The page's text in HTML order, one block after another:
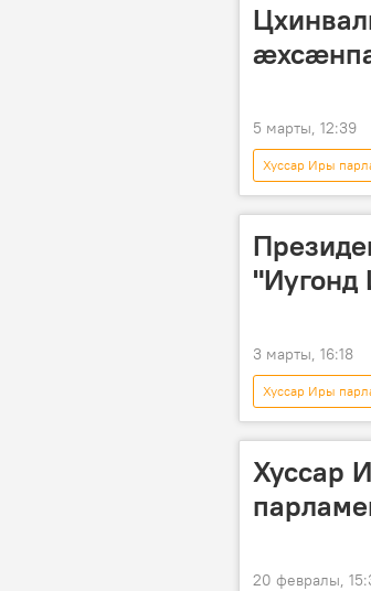
5 марты, 12:39
Хуссар Иры
3 марты, 16:18
Хуссар Иры
Хуссар
20 февралы,